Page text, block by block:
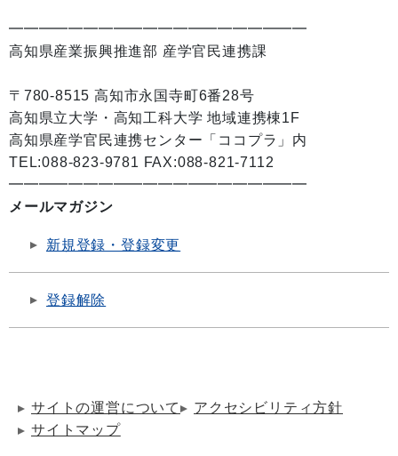
━━━━━━━━━━━━━━━━━━━━
高知県産業振興推進部 産学官民連携課
〒780-8515 高知市永国寺町6番28号
高知県立大学・高知工科大学 地域連携棟1F
高知県産学官民連携センター「ココプラ」内
TEL:088-823-9781 FAX:088-821-7112
━━━━━━━━━━━━━━━━━━━━
メールマガジン
新規登録・登録変更
登録解除
サイトの運営について
アクセシビリティ方針
サイトマップ